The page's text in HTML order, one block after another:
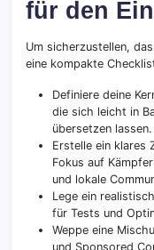
für den
Um sicherzustellen,
eine kompakte
Definiere deine
die sich leicht in
übersetzen lassen.
Erstelle ein klares
Fokus auf
und lokale
Lege ein
für Tests und
Weppe eine
und Sponsored